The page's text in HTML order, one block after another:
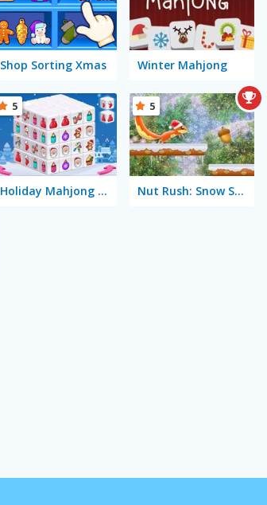
Shop Sorting Xmas Winter Mahjong
Holiday Mahjong Dimensions
5
Nut Rush: Snow Scramble
5